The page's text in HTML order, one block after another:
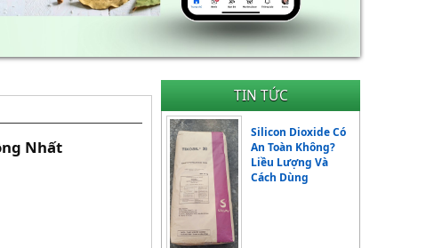
Nhất
TIN TỨC
Silicon Dioxide Có
An Toàn Không?
Liều Lượng Và
Cách Dùng